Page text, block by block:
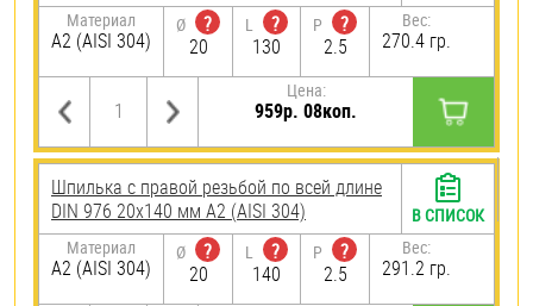
Материал
А2 (AISI 304)
Ø
?
20
L
?
130
P
?
2.5
Вес:
270.4 гр.
Цена:
959р. 08коп.
Шпилька с правой резьбой по всей длине
DIN 976 20х140 мм А2 (AISI 304)
Материал
А2 (AISI 304)
Ø
?
20
L
?
140
P
?
2.5
Вес:
291.2 гр.
В СПИСОК